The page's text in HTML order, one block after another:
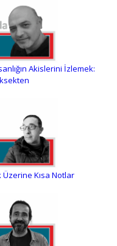
Akislerini İzlemek:
Kısa Notlar